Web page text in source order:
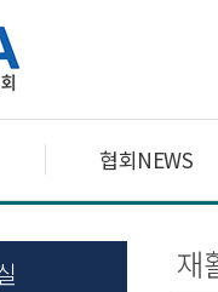
협회NEWS
재